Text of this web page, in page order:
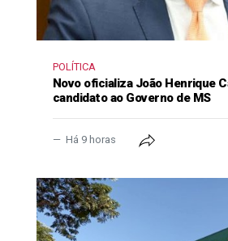
POLÍTICA
Novo oficializa João Henrique
candidato ao Governo de MS
Há 9 horas